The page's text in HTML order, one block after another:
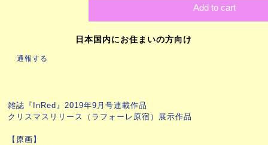
Add to cart
日本国内にお住まいの方向け
通報する
雑誌『InRed』2019年9月号連載作品
クリスマスリリース（ラフォーレ原宿）展示作品
【原画】